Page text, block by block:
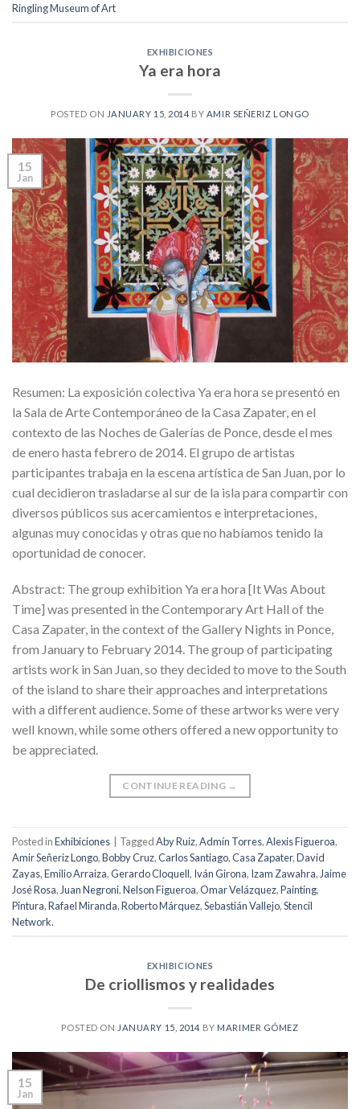
Ringling Museum of Art
EXHIBICIONES
Ya era hora
POSTED ON JANUARY 15, 2014 BY AMIR SEÑERIZ LONGO
15
Jan
Resumen: La exposición colectiva Ya era hora se presentó en
la Sala de Arte Contemporáneo de la Casa Zapater, en el
contexto de las Noches de Galerías de Ponce, desde el mes
de enero hasta febrero de 2014. El grupo de artistas
participantes trabaja en la escena artística de San Juan, por lo
cual decidieron trasladarse al sur de la isla para compartir con
diversos públicos sus acercamientos e interpretaciones,
algunas muy conocidas y otras que no habíamos tenido la
oportunidad de conocer.
Abstract: The group exhibition Ya era hora [It Was About
Time] was presented in the Contemporary Art Hall of the
Casa Zapater, in the context of the Gallery Nights in Ponce,
from January to February 2014. The group of participating
artists work in San Juan, so they decided to move to the South
of the island to share their approaches and interpretations
with a different audience. Some of these artworks were very
well known, while some others offered a new opportunity to
be appreciated.
CONTINUE READING →
Posted inExhibiciones TaggedAby Ruiz,Admín Torres,Alexis Figueroa,
Amir Señeriz Longo,Bobby Cruz,Carlos Santiago,Casa Zapater,David
Zayas,Emilio Arraiza,Gerardo Cloquell, Iván Girona, Izam Zawahra, Jaime
José Rosa, Juan Negroni,Nelson Figueroa,Omar Velázquez,Painting,
Pintura,Rafael Miranda,Roberto Márquez,Sebastián Vallejo,Stencil
Network.
EXHIBICIONES
De criollismos y realidades
POSTED ON JANUARY 15, 2014 BY MARIMER GÓMEZ
15
Jan